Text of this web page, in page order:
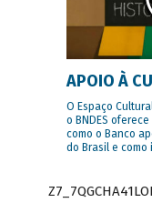
APOIO À
O Espaço
o BNDES
como o Banco
do Brasil e